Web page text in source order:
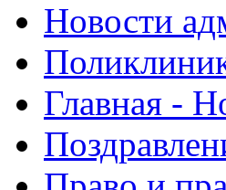
Новости
Главная -